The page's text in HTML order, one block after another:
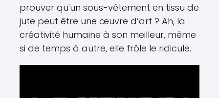
prouver qu'un sous-vêtement en tissu de
jute peut être une œuvre d’art ? Ah, la
créativité humaine à son meilleur, même
si de temps à autre, elle frôle le ridicule.